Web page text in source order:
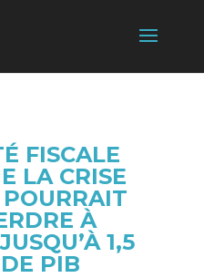
FISCALE
LA CRISE
À
1,5
PIB